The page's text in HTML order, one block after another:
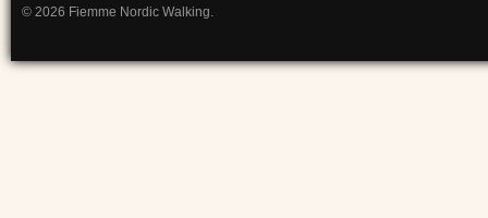
© 2026 Fiemme Nordic Walking.